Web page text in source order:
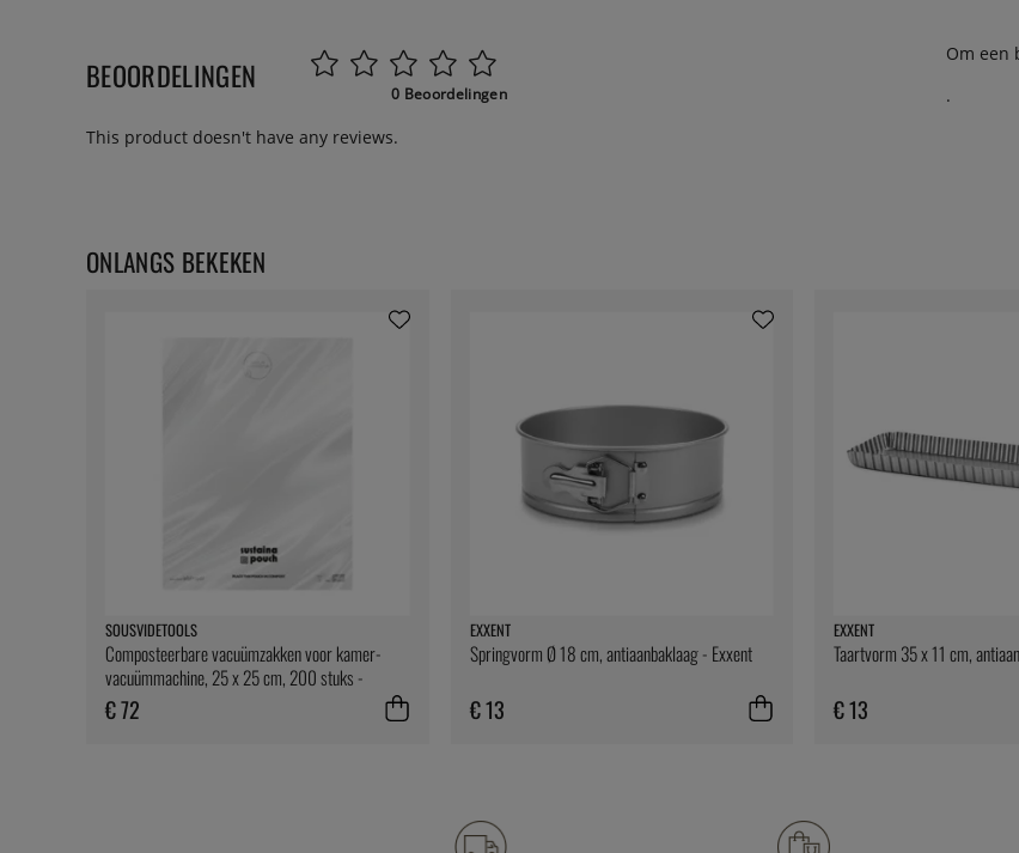
BEOORDELINGEN 0 Beoordelingen
Om een
.
This product doesn't have any reviews.
ONLANGS BEKEKEN
SOUSVIDETOOLS
Composteerbare vacuümzakken voor kamer-
vacuümmachine, 25 x 25 cm, 200 stuks -
SousVideTools
€ 72
EXXENT
Springvorm Ø 18 cm, antiaanbaklaag - Exxent
€ 13
EXXENT
Taartvorm 35 x 11 cm,
€ 13